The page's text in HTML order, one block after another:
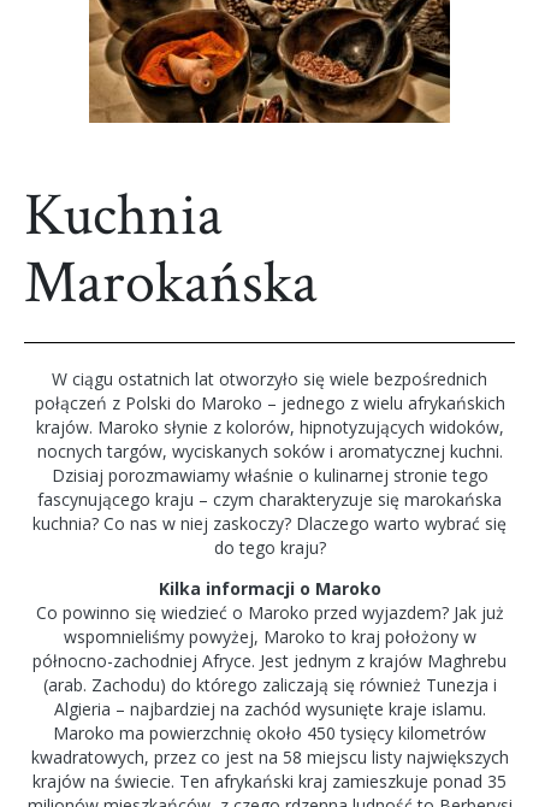
Kuchnia
Marokańska
W ciągu ostatnich lat otworzyło się wiele bezpośrednich
połączeń z Polski do Maroko – jednego z wielu afrykańskich
krajów. Maroko słynie z kolorów, hipnotyzujących widoków,
nocnych targów, wyciskanych soków i aromatycznej kuchni.
Dzisiaj porozmawiamy właśnie o kulinarnej stronie tego
fascynującego kraju – czym charakteryzuje się marokańska
kuchnia? Co nas w niej zaskoczy? Dlaczego warto wybrać się
do tego kraju?
Kilka informacji o Maroko
Co powinno się wiedzieć o Maroko przed wyjazdem? Jak już
wspomnieliśmy powyżej, Maroko to kraj położony w
północno-zachodniej Afryce. Jest jednym z krajów Maghrebu
(arab. Zachodu) do którego zaliczają się również Tunezja i
Algieria – najbardziej na zachód wysunięte kraje islamu.
Maroko ma powierzchnię około 450 tysięcy kilometrów
kwadratowych, przez co jest na 58 miejscu listy największych
krajów na świecie. Ten afrykański kraj zamieszkuje ponad 35